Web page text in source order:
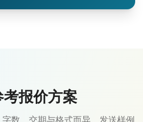
考报价方案
数、交期与格式而异。发送样例